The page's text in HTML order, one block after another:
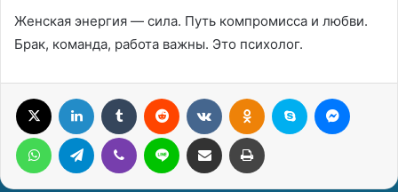
Женская энергия — сила. Путь компромисса и любви.
Брак, команда, работа важны. Это психолог.